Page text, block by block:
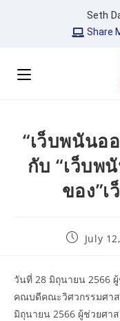
Seth
Share
“เว็บพนันอ
กับ “เว็บพ
ของ”
July
วันที่ 28 มิถุนายน 2566
คณบดีคณะวิศวกรรมศา
มิถุนายน 2566 ผู้ช่วยศ